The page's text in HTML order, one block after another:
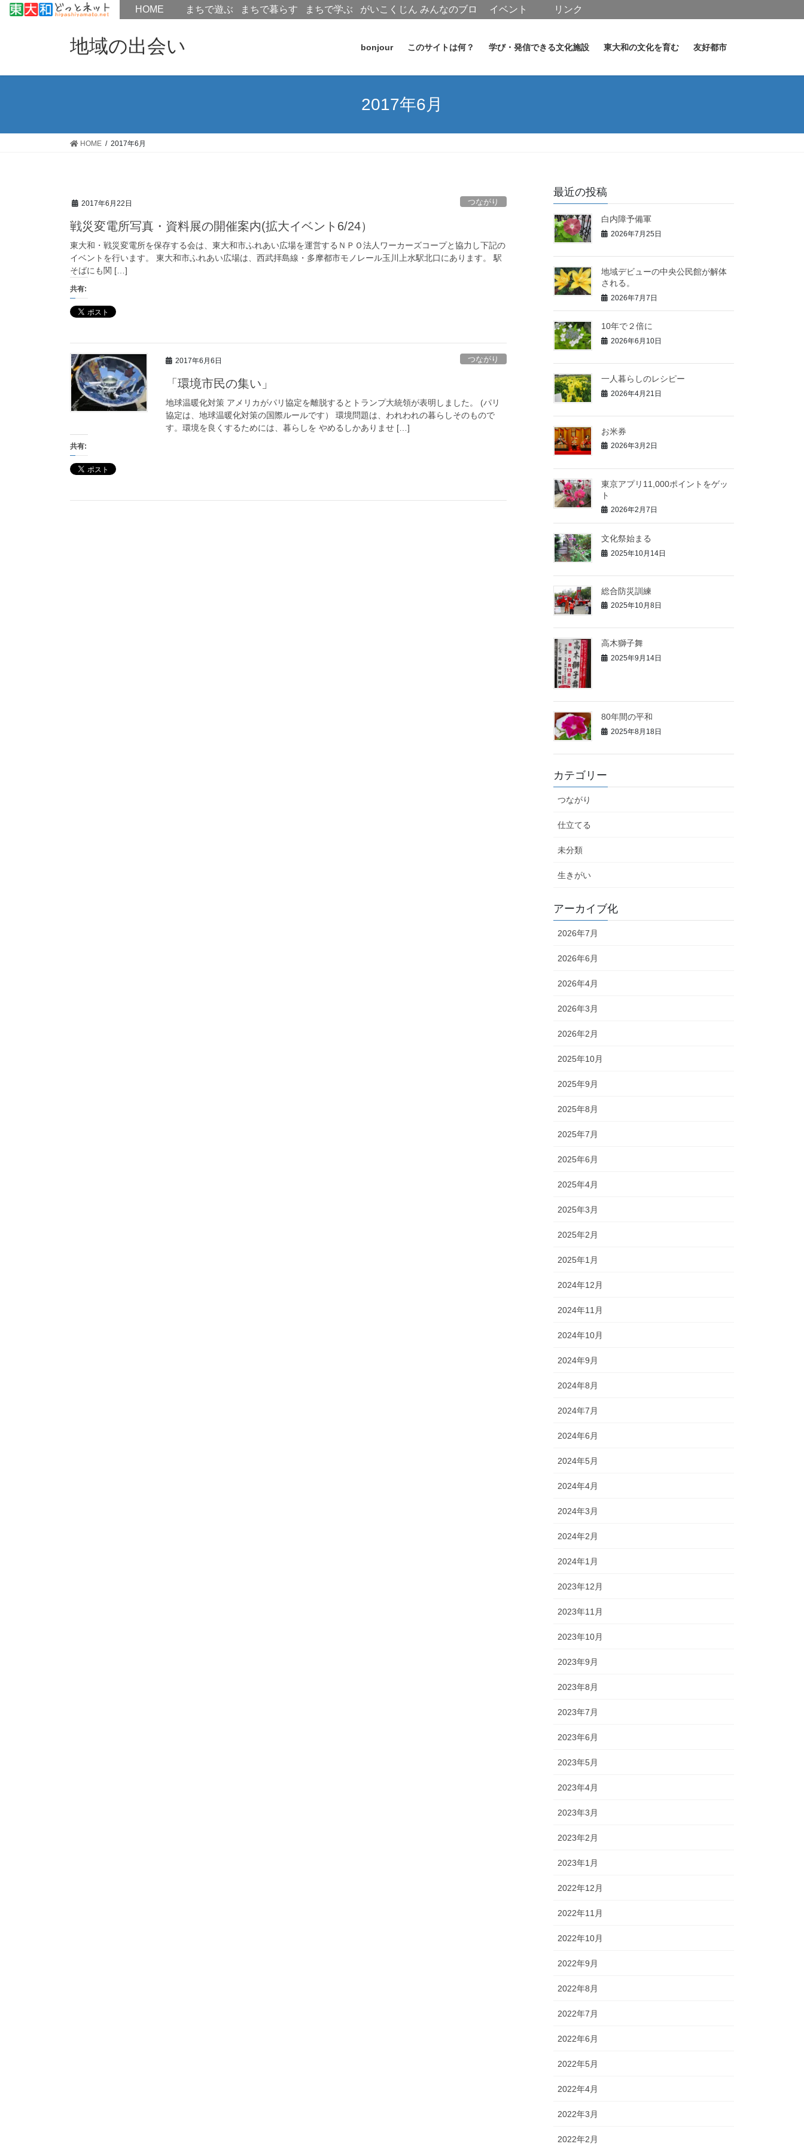
地域の出会い bonjour このサイトは何？ 学び・発信できる文化施設 東大和の文化を育む 友好都市
2017年6月
HOME 2017年6月
2017年6月22日 つながり
戦災変電所写真・資料展の開催案内(拡大イベント6/24）
東大和・戦災変電所を保存する会は、東大和市ふれあい広場を運営するＮＰＯ法人ワーカーズコープと協力し下記の
イベントを行います。 東大和市ふれあい広場は、西武拝島線・多摩都市モノレール玉川上水駅北口にあります。 駅
そばにも関 […]
共有:
2017年6月6日 つながり
「環境市民の集い」
地球温暖化対策 アメリカがパリ協定を離脱するとトランプ大統領が表明しました。 (パリ
協定は、地球温暖化対策の国際ルールです） 環境問題は、われわれの暮らしそのもので
す。環境を良くするためには、暮らしを やめるしかありませ […]
共有:
最近の投稿
白内障予備軍
2026年7月25日
地域デビューの中央公民館が解体
される。
2026年7月7日
10年で２倍に
2026年6月10日
一人暮らしのレシピー
2026年4月21日
お米券
2026年3月2日
東京アプリ11,000ポイントをゲッ
ト
2026年2月7日
文化祭始まる
2025年10月14日
総合防災訓練
2025年10月8日
高木獅子舞
2025年9月14日
80年間の平和
2025年8月18日
カテゴリー
つながり
仕立てる
未分類
生きがい
アーカイブ化
2026年7月
2026年6月
2026年4月
2026年3月
2026年2月
2025年10月
2025年9月
2025年8月
2025年7月
2025年6月
2025年4月
2025年3月
2025年2月
2025年1月
2024年12月
2024年11月
2024年10月
2024年9月
2024年8月
2024年7月
2024年6月
2024年5月
2024年4月
2024年3月
2024年2月
2024年1月
2023年12月
2023年11月
2023年10月
2023年9月
2023年8月
2023年7月
2023年6月
2023年5月
2023年4月
2023年3月
2023年2月
2023年1月
2022年12月
2022年11月
2022年10月
2022年9月
2022年8月
2022年7月
2022年6月
2022年5月
2022年4月
2022年3月
2022年2月
HOMEHOME まちで遊ぶ まちで暮らす まちで学ぶ がいこくじん みんなのブロ
イベント リンク